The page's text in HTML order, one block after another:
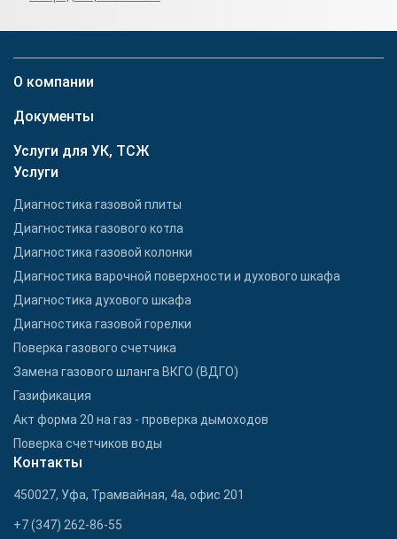
О компании
Документы
Услуги для УК, ТСЖ
Услуги
Диагностика газовой плиты
Диагностика газового котла
Диагностика газовой колонки
Диагностика варочной поверхности и духового шкафа
Диагностика духового шкафа
Диагностика газовой горелки
Поверка газового счетчика
Замена газового шланга ВКГО (ВДГО)
Газификация
Акт форма 20 на газ - проверка дымоходов
Поверка счетчиков воды
Контакты
450027, Уфа, Трамвайная, 4а, офис 201
+7 (347) 262-86-55